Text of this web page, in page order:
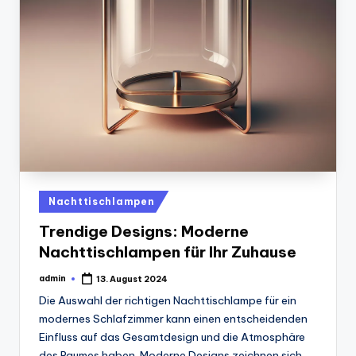
Posted
in
Nachttischlampen
Trendige Designs: Moderne
Nachttischlampen für Ihr Zuhause
Posted
admin 13. August 2024
Die Auswahl der richtigen Nachttischlampe für ein
modernes Schlafzimmer kann einen entscheidenden
Einfluss auf das Gesamtdesign und die Atmosphäre